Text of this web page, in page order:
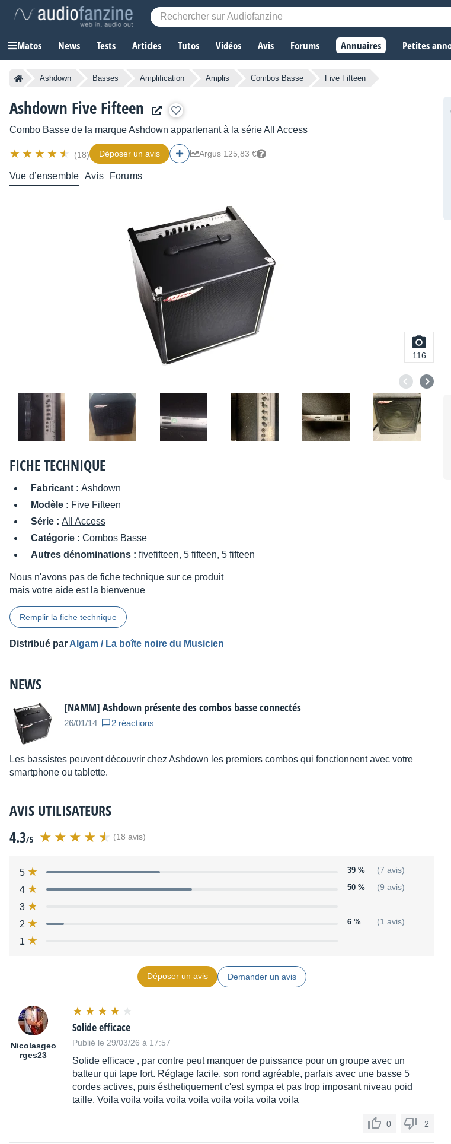
Matos News Tests Articles Tutos Vidéos Avis Forums Annuaires Petites
Ashdown Basses Amplification Amplis Combos Basse Five Fifteen
Ashdown Five Fifteen
Combo Basse de la marqueAshdown appartenant à la sérieAll Access
(18) Déposer un avis Argus 125,83 €
Vue d’ensemble Avis Forums
116
FICHE TECHNIQUE
Fabricant : Ashdown
Modèle : Five Fifteen
Série : All Access
Catégorie : Combos Basse
Autres dénominations : fivefifteen, 5 fifteen, 5 fifteen
Nous n'avons pas de fiche technique sur ce produit
mais votre aide est la bienvenue
Remplir la fiche technique
Distribué par Algam / La boîte noire du Musicien
NEWS
[NAMM] Ashdown présente des combos basse connectés
26/01/14 2 réactions
Les bassistes peuvent découvrir chez Ashdown les premiers combos qui fonctionnent avec votre
smartphone ou tablette.
AVIS UTILISATEURS
4.3/5 (18 avis)
5 39 % (7 avis)
4 50 % (9 avis)
3
2
6 % (1 avis)
1
Déposer un avis Demander un avis
Nicolasgeo
rges23
Solide efficace
Publié le 29/03/26 à 17:57
Solide efficace , par contre peut manquer de puissance pour un groupe avec un
batteur qui tape fort. Réglage facile, son rond agréable, parfais avec une basse 5
cordes actives, puis ésthetiquement c'est sympa et pas trop imposant niveau poid
taille. Voila voila voila voila voila voila voila voila voila
0 2